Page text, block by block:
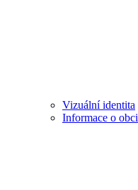
Vizuální identita
Informace o obci